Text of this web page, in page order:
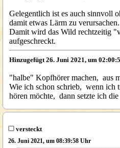
Gelegentlich ist es auch sinnvoll
damit etwas Lärm zu verursachen.
Damit wird das Wild rechtzeitig
aufgeschreckt.
Hinzugefügt 26. Juni 2021, um
"halbe" Kopfhörer machen, aus
Wie ich schon schrieb, wenn ich
hören möchte, dann setzte ich
versteckt
26. Juni 2021, um 08:39:58 Uhr